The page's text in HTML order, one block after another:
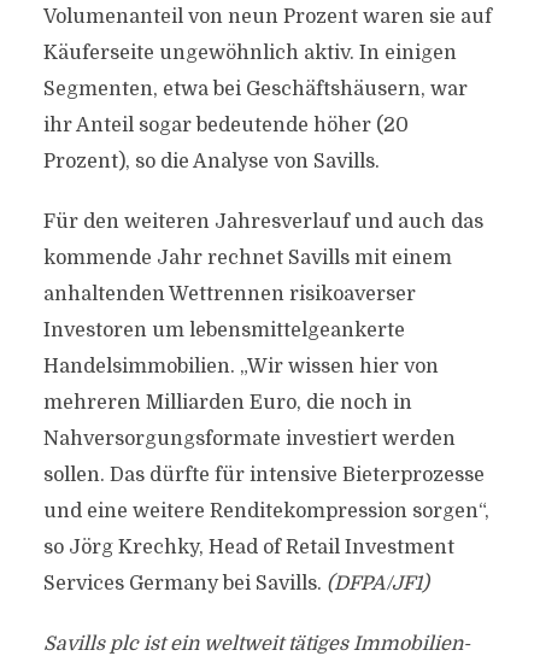
Volumenanteil von neun Prozent waren sie auf
Käuferseite ungewöhnlich aktiv. In einigen
Segmenten, etwa bei Geschäftshäusern, war
ihr Anteil sogar bedeutende höher (20
Prozent), so die Analyse von Savills.
Für den weiteren Jahresverlauf und auch das
kommende Jahr rechnet Savills mit einem
anhaltenden Wettrennen risikoaverser
Investoren um lebensmittelgeankerte
Handelsimmobilien. „Wir wissen hier von
mehreren Milliarden Euro, die noch in
Nahversorgungsformate investiert werden
sollen. Das dürfte für intensive Bieterprozesse
und eine weitere Renditekompression sorgen“,
so Jörg Krechky, Head of Retail Investment
Services Germany bei Savills. (DFPA/JF1)
Savills plc ist ein weltweit tätiges Immobilien-